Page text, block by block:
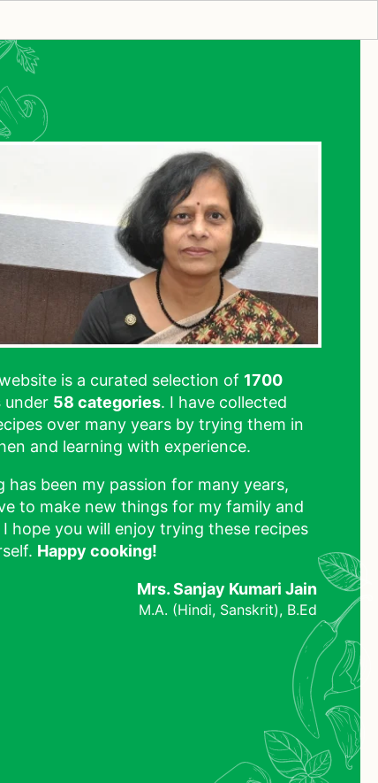
is a curated selection of 1700
under 58 categories. I have collected
over many years by trying them in
and learning with experience.
has been my passion for many years,
to make new things for my family and
hope you will enjoy trying these recipes
Happy cooking!
Mrs. Sanjay Kumari Jain
M.A. (Hindi, Sanskrit), B.Ed